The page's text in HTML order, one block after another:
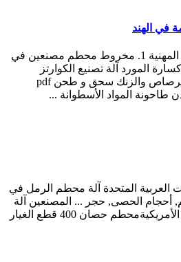
في الهند
محطم وآلات الطحن المورد المهنية 1. مخروط محطم مصنعين في
المورد آلة تصنيع الكوارتز
الصخور كسارة هايتي خام الرصاص والزنك سحق و طحن pdf
طاحونة المواد الأسطوانة ...
العربية المتحدة آلة محطم الرمل في
أحجام الحصى, حجر ... المصنعين آلة
محطم في الولايات المتحدة الأمريكيةمحطم حصان 400 قطع الغيار